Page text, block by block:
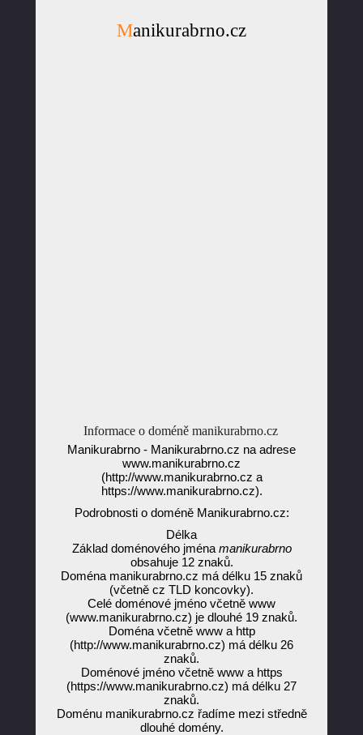
Manikurabrno.cz
Informace o doméně manikurabrno.cz
Manikurabrno - Manikurabrno.cz na adrese
www.manikurabrno.cz
(http://www.manikurabrno.cz a
https://www.manikurabrno.cz).
Podrobnosti o doméně Manikurabrno.cz:
Délka
Základ doménového jména manikurabrno
obsahuje 12 znaků.
Doména manikurabrno.cz má délku 15 znaků
(včetně cz TLD koncovky).
Celé doménové jméno včetně www
(www.manikurabrno.cz) je dlouhé 19 znaků.
Doména včetně www a http
(http://www.manikurabrno.cz) má délku 26
znaků.
Doménové jméno včetně www a https
(https://www.manikurabrno.cz) má délku 27
znaků.
Doménu manikurabrno.cz řadíme mezi středně
dlouhé domény.